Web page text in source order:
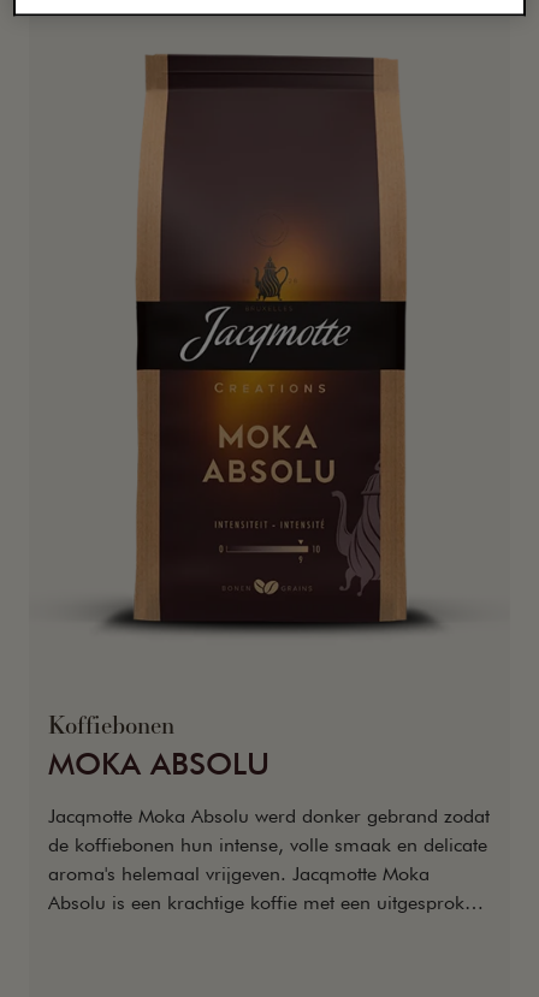
Koffiebonen
MOKA ABSOLU
Jacqmotte Moka Absolu werd donker gebrand zodat
de koffiebonen hun intense, volle smaak en delicate
aroma's helemaal vrijgeven. Jacqmotte Moka
Absolu is een krachtige koffie met een uitgesproken